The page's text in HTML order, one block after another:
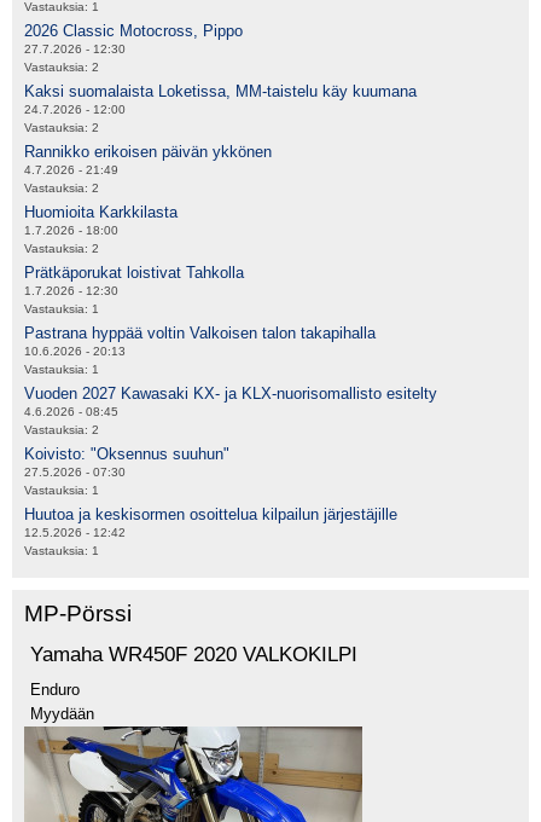
Vastauksia: 1
2026 Classic Motocross, Pippo
27.7.2026 - 12:30
Vastauksia: 2
Kaksi suomalaista Loketissa, MM-taistelu käy kuumana
24.7.2026 - 12:00
Vastauksia: 2
Rannikko erikoisen päivän ykkönen
4.7.2026 - 21:49
Vastauksia: 2
Huomioita Karkkilasta
1.7.2026 - 18:00
Vastauksia: 2
Prätkäporukat loistivat Tahkolla
1.7.2026 - 12:30
Vastauksia: 1
Pastrana hyppää voltin Valkoisen talon takapihalla
10.6.2026 - 20:13
Vastauksia: 1
Vuoden 2027 Kawasaki KX- ja KLX-nuorisomallisto esitelty
4.6.2026 - 08:45
Vastauksia: 2
Koivisto: "Oksennus suuhun"
27.5.2026 - 07:30
Vastauksia: 1
Huutoa ja keskisormen osoittelua kilpailun järjestäjille
12.5.2026 - 12:42
Vastauksia: 1
MP-Pörssi
Yamaha WR450F 2020 VALKOKILPI
Enduro
Myydään